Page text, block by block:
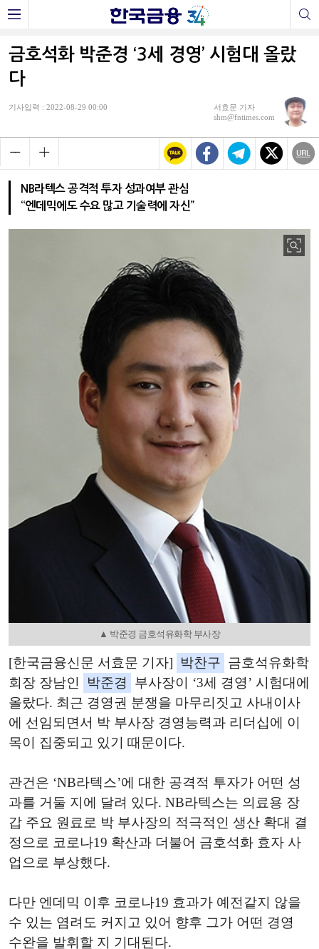
금호석화 박준경 ‘3세 경영’ 시험대 올랐
다
기사입력 : 2022-08-29 00:00
서효문 기자
shm@fntimes.com
NB라텍스 공격적 투자 성과여부 관심
“엔데믹에도 수요 많고 기술력에 자신”
▲ 박준경 금호석유화학 부사장
[한국금융신문 서효문 기자] 박찬구 금호석유화학
회장 장남인
박준경
부사장이 ‘3세 경영’ 시험대에
올랐다. 최근 경영권 분쟁을 마무리짓고 사내이사
에 선임되면서 박 부사장 경영능력과 리더십에 이
목이 집중되고 있기 때문이다.
관건은 ‘NB라텍스’에 대한 공격적 투자가 어떤 성
과를 거둘 지에 달려 있다. NB라텍스는 의료용 장
갑 주요 원료로 박 부사장의 적극적인 생산 확대 결
정으로 코로나19 확산과 더불어 금호석화 효자 사
업으로 부상했다.
다만 엔데믹 이후 코로나19 효과가 예전같지 않을
수 있는 염려도 커지고 있어 향후 그가 어떤 경영
수완을 발휘할 지 기대된다.